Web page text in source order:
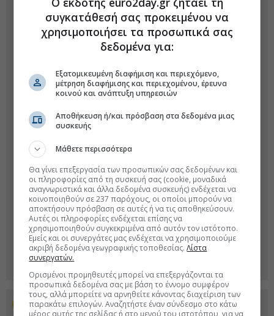
Προσθέστε το euro2day.gr στο Discover
συγκατάθεσή σας προκειμένου να
χρησιμοποιήσει τα προσωπικά σας
δεδομένα για:
Εξατομικευμένη διαφήμιση και περιεχόμενο,
μέτρηση διαφήμισης και περιεχομένου, έρευνα
κοινού και ανάπτυξη υπηρεσιών
Αποθήκευση ή/και πρόσβαση στα δεδομένα μιας
συσκευής
Μάθετε περισσότερα
Θα γίνει επεξεργασία των προσωπικών σας δεδομένων και
οι πληροφορίες από τη συσκευή σας (cookie, μοναδικά
αναγνωριστικά και άλλα δεδομένα συσκευής) ενδέχεται να
κοινοποιηθούν σε 237 παρόχους, οι οποίοι μπορούν να
αποκτήσουν πρόσβαση σε αυτές ή να τις αποθηκεύσουν.
Αυτές οι πληροφορίες ενδέχεται επίσης να
χρησιμοποιηθούν συγκεκριμένα από αυτόν τον ιστότοπο.
Εμείς και οι συνεργάτες μας ενδέχεται να χρησιμοποιούμε
ακριβή δεδομένα γεωγραφικής τοποθεσίας.Λίστα
συνεργατών.
Ορισμένοι προμηθευτές μπορεί να επεξεργάζονται τα
προσωπικά δεδομένα σας με βάση το έννομο συμφέρον
τους, αλλά μπορείτε να αρνηθείτε κάνοντας διαχείριση των
παρακάτω επιλογών. Αναζητήστε έναν σύνδεσμο στο κάτω
μέρος αυτής της σελίδας ή στο μενού του ιστοτόπου, για να